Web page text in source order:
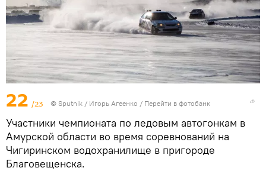
22 /23 © Sputnik / Игорь Агеенко / Перейти в фотобанк
Участники чемпионата по ледовым автогонкам в
Амурской области во время соревнований на
Чигиринском водохранилище в пригороде
Благовещенска.